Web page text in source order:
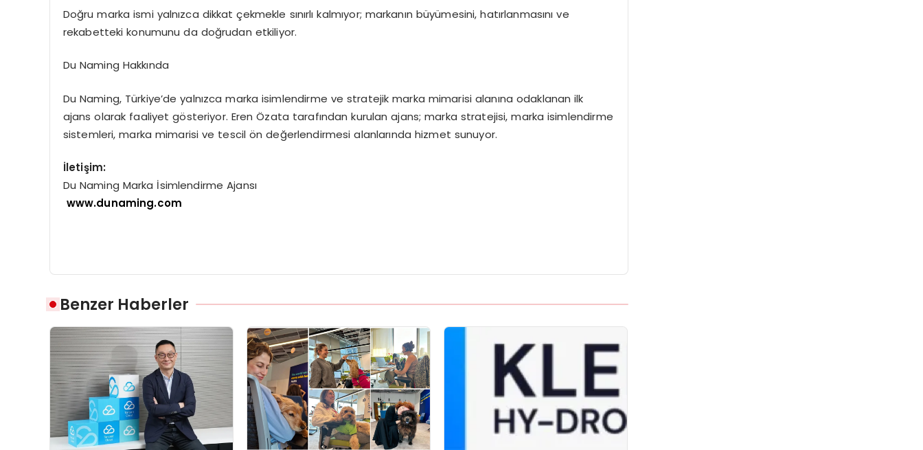
Doğru marka ismi yalnızca dikkat çekmekle sınırlı kalmıyor; markanın büyümesini, hatırlanmasını ve
rekabetteki konumunu da doğrudan etkiliyor.
Du Naming Hakkında
Du Naming, Türkiye’de yalnızca marka isimlendirme ve stratejik marka mimarisi alanına odaklanan ilk
ajans olarak faaliyet gösteriyor. Eren Özata tarafından kurulan ajans; marka stratejisi, marka isimlendirme
sistemleri, marka mimarisi ve tescil ön değerlendirmesi alanlarında hizmet sunuyor.
İletişim:
Du Naming Marka İsimlendirme Ajansı
www.dunaming.com
Benzer Haberler